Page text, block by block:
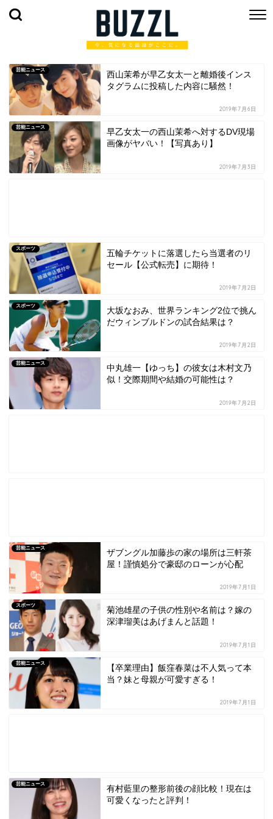
芸能ニュース
西山茉希が早乙女太一と離婚後インス
タグラムに投稿した内容に騒然！
2019年7月6日
芸能ニュース
早乙女太一の西山茉希へ対するDV現場
画像がヤバい！【写真あり】
2019年7月3日
スポーツ
五輪チケットに落選したら当選者のリ
セール【公式転売】に期待！
2019年7月2日
スポーツ
大坂なおみ、世界ランキング2位で挑ん
だウィンブルドンの試合結果は？
2019年7月2日
芸能ニュース
中丸雄一【ゆっち】の彼女は木村文乃
似！交際期間や結婚の可能性は？
2019年7月2日
芸能ニュース
ザブングル加藤歩の家の場所は三軒茶
屋！謹慎処分で豪邸のローンが心配
2019年7月1日
スポーツ
菊池雄星の子供の性別や名前は？嫁の
深津瑠美はあげまんと話題！
2019年7月1日
芸能ニュース
【卒業理由】飯窪春菜は不人気って本
当？妹と母親が可愛すぎる！
2019年7月1日
芸能ニュース
有村藍里の整形前後の顔比較！現在は
可愛くなったと評判！